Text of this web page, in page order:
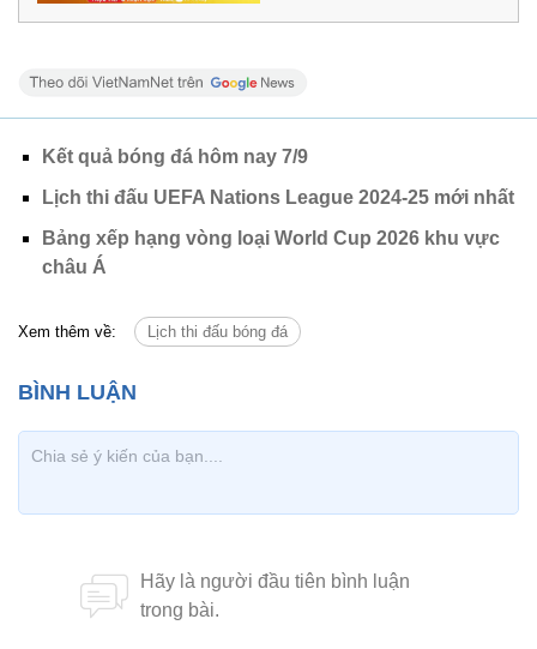
Kết quả bóng đá hôm nay 7/9
Lịch thi đấu UEFA Nations League 2024-25 mới nhất
Bảng xếp hạng vòng loại World Cup 2026 khu vực
châu Á
Xem thêm về: Lịch thi đấu bóng đá